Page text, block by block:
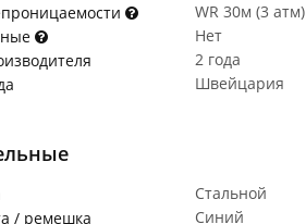
WR 30м (3 атм)
Нет
2 года
Швейцария
Стальной
/ ремешка
Синий